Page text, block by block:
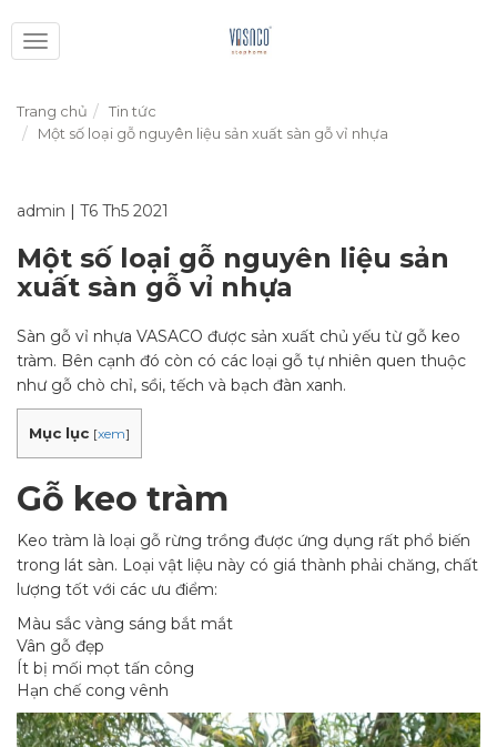
Toggle
navigation
Trang chủ
Tin tức
Một số loại gỗ nguyên liệu sản xuất sàn gỗ vỉ nhựa
admin | T6 Th5 2021
Một số loại gỗ nguyên liệu sản
xuất sàn gỗ vỉ nhựa
Sàn gỗ vỉ nhựa VASACO được sản xuất chủ yếu từ gỗ keo
tràm. Bên cạnh đó còn có các loại gỗ tự nhiên quen thuộc
như gỗ chò chỉ, sồi, tếch và bạch đàn xanh.
Mục lục [xem]
Gỗ keo tràm
Keo tràm là loại gỗ rừng trồng được ứng dụng rất phổ biến
trong lát sàn. Loại vật liệu này có giá thành phải chăng, chất
lượng tốt với các ưu điểm:
Màu sắc vàng sáng bắt mắt
Vân gỗ đẹp
Ít bị mối mọt tấn công
Hạn chế cong vênh